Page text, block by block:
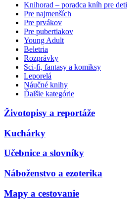
Knihorad – poradca kníh pre deti
Pre najmenších
Pre prvákov
Pre pubertiakov
Young Adult
Beletria
Rozprávky
Sci-fi, fantasy a komiksy
Leporelá
Náučné knihy
Ďalšie kategórie
Životopisy a reportáže
Kuchárky
Učebnice a slovníky
Náboženstvo a ezoterika
Mapy a cestovanie